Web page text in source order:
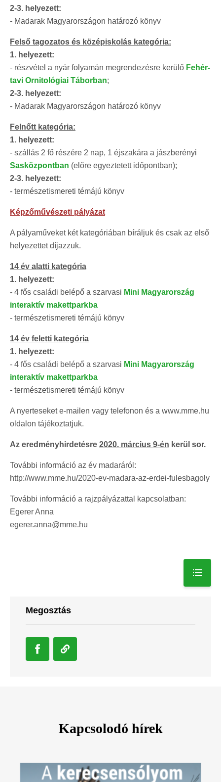
2-3. helyezett:
- Madarak Magyarországon határozó könyv
Felső tagozatos és középiskolás kategória:
1. helyezett:
- részvétel a nyár folyamán megrendezésre kerülő Fehér-
tavi Ornitológiai Táborban;
2-3. helyezett:
- Madarak Magyarországon határozó könyv
Felnőtt kategória:
1. helyezett:
- szállás 2 fő részére 2 nap, 1 éjszakára a jászberényi
Sasközpontban (előre egyeztetett időpontban);
2-3. helyezett:
- természetismereti témájú könyv
Képzőművészeti pályázat
A pályaműveket két kategóriában bíráljuk és csak az első
helyezettet díjazzuk.
14 év alatti kategória
1. helyezett:
- 4 fős családi belépő a szarvasi Mini Magyarország
interaktív makettparkba
- természetismereti témájú könyv
14 év feletti kategória
1. helyezett:
- 4 fős családi belépő a szarvasi Mini Magyarország
interaktív makettparkba
- természetismereti témájú könyv
A nyerteseket e-mailen vagy telefonon és a www.mme.hu
oldalon tájékoztatjuk.
Az eredményhirdetésre 2020. március 9-én kerül sor.
További információ az év madaráról:
http://www.mme.hu/2020-ev-madara-az-erdei-fulesbagoly
További információ a rajzpályázattal kapcsolatban:
Egerer Anna
egerer.anna@mme.hu
Megosztás
Kapcsolodó hírek